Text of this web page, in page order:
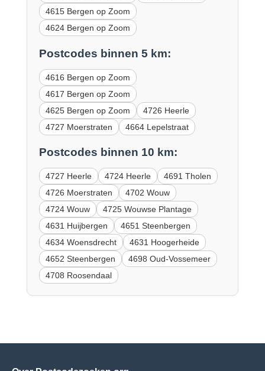
4615 Bergen op Zoom
4624 Bergen op Zoom
Postcodes binnen 5 km:
4616 Bergen op Zoom
4617 Bergen op Zoom
4625 Bergen op Zoom
4726 Heerle
4727 Moerstraten
4664 Lepelstraat
Postcodes binnen 10 km:
4727 Heerle 4724 Heerle
4691 Tholen
4726 Moerstraten
4702 Wouw
4724 Wouw
4725 Wouwse Plantage
4631 Huijbergen
4651 Steenbergen
4634 Woensdrecht
4631 Hoogerheide
4652 Steenbergen
4698 Oud-Vossemeer
4708 Roosendaal